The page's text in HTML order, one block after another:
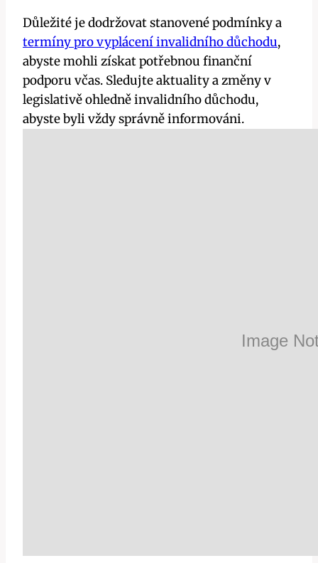
Důležité ⁣je​ dodržovat stanovené podmínky a
termíny pro vyplácení invalidního důchodu,
abyste⁤ mohli⁣ získat⁤ potřebnou finanční
podporu včas. ‌Sledujte aktuality⁣ a‌ změny v
legislativě ohledně ​invalidního důchodu,
abyste byli vždy správně informováni.